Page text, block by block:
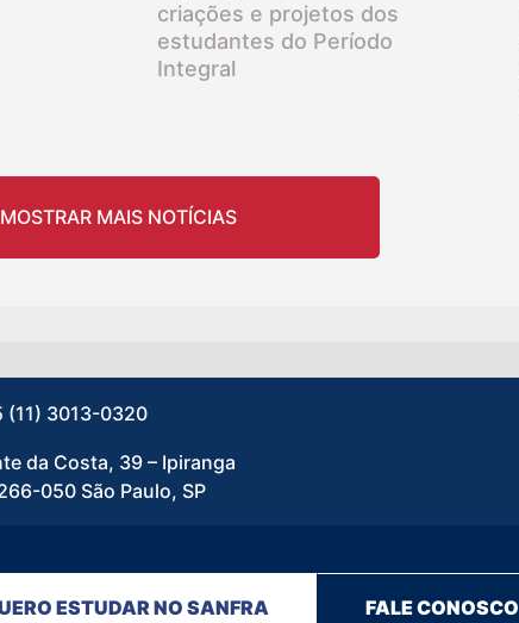
criações e projetos dos
estudantes do Período
Integral
MOSTRAR MAIS NOTÍCIAS
(11) 3013-0320
da Costa, 39 – Ipiranga
050 São Paulo, SP
ESTUDAR NO SANFRA FALE CONOSCO